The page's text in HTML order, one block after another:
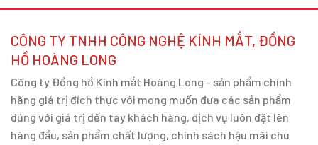
CÔNG TY TNHH CÔNG NGHỆ KÍNH MẮT, ĐỒNG
HỒ HOÀNG LONG
Công ty Đồng hồ Kính mắt Hoàng Long - sản phẩm chính
hãng giá trị đích thực với mong muốn đưa các sản phẩm
đúng với giá trị đến tay khách hàng, dịch vụ luôn đặt lên
hàng đầu, sản phẩm chất lượng, chính sách hậu mãi chu